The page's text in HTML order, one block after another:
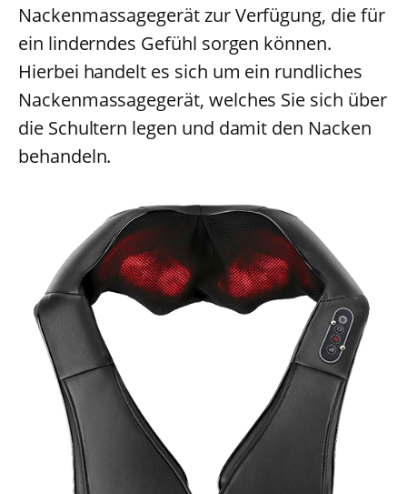
Nackenmassagegerät zur Verfügung, die für
ein linderndes Gefühl sorgen können.
Hierbei handelt es sich um ein rundliches
Nackenmassagegerät, welches Sie sich über
die Schultern legen und damit den Nacken
behandeln.